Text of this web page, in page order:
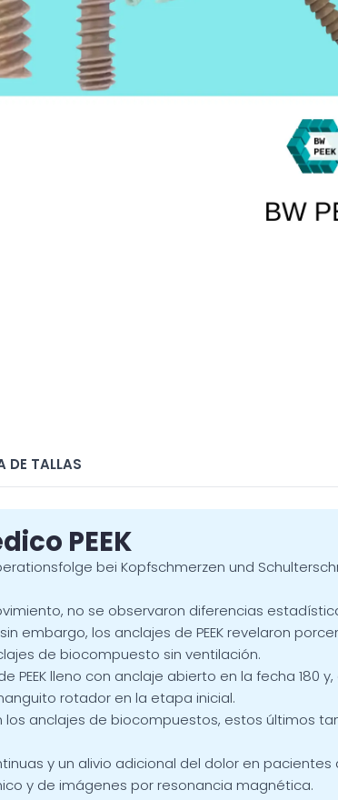
DE TALLAS
PEEK
bei Kopfschmerzen und
no se observaron diferencias
embargo, los anclajes de PEEK revelaron
de biocompuesto sin ventilación.
lleno con anclaje abierto en la fecha 180
rotador en la etapa inicial.
los anclajes de biocompuestos, estos últimos
y un alivio adicional del dolor en pacientes
y de imágenes por resonancia magnética.